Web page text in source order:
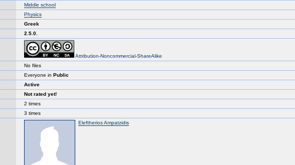
Middle school
Physics
Greek
2.5.0.
Attribution-Noncommercial-ShareAlike
No files
Everyone in Public
Active
Not rated yet!
2 times
3 times
Eleftherios Ampatzidis